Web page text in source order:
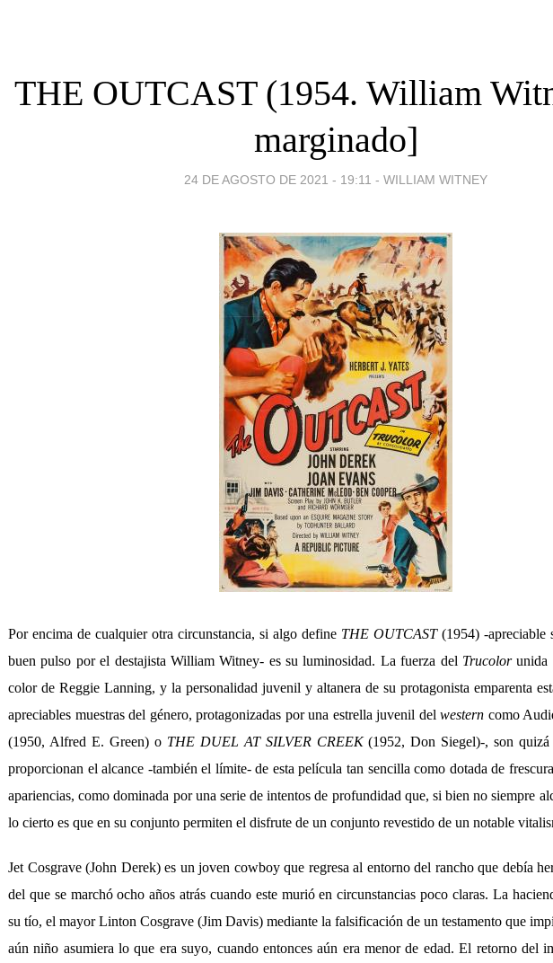
THE OUTCAST (1954. William
marginado]
24 DE AGOSTO DE 2021 - 19:11 - WILLIAM WITNEY
Por encima de cualquier otra circunstancia, si algo define THE OUTCAST(1954) -apreciable
buen pulso por el destajista William Witney- es su luminosidad. La fuerza del Trucolorunida
color de Reggie Lanning, y la personalidad juvenil y altanera de su protagonista emparenta
apreciables muestras del género, protagonizadas por una estrella juvenil del western como
(1950, Alfred E. Green) o THE DUEL AT SILVER CREEK(1952, Don Siegel)-, son quizá
proporcionan el alcance -también el límite- de esta película tan sencilla como dotada de
apariencias, como dominada por una serie de intentos de profundidad que, si bien no siempre
lo cierto es que en su conjunto permiten el disfrute de un conjunto revestido de un notable
Jet Cosgrave (John Derek) es un joven cowboy que regresa al entorno del rancho que debía
del que se marchó ocho años atrás cuando este murió en circunstancias poco claras. La
su tío, el mayor Linton Cosgrave (Jim Davis) mediante la falsificación de un testamento que
aún niño asumiera lo que era suyo, cuando entonces aún era menor de edad. El retorno del